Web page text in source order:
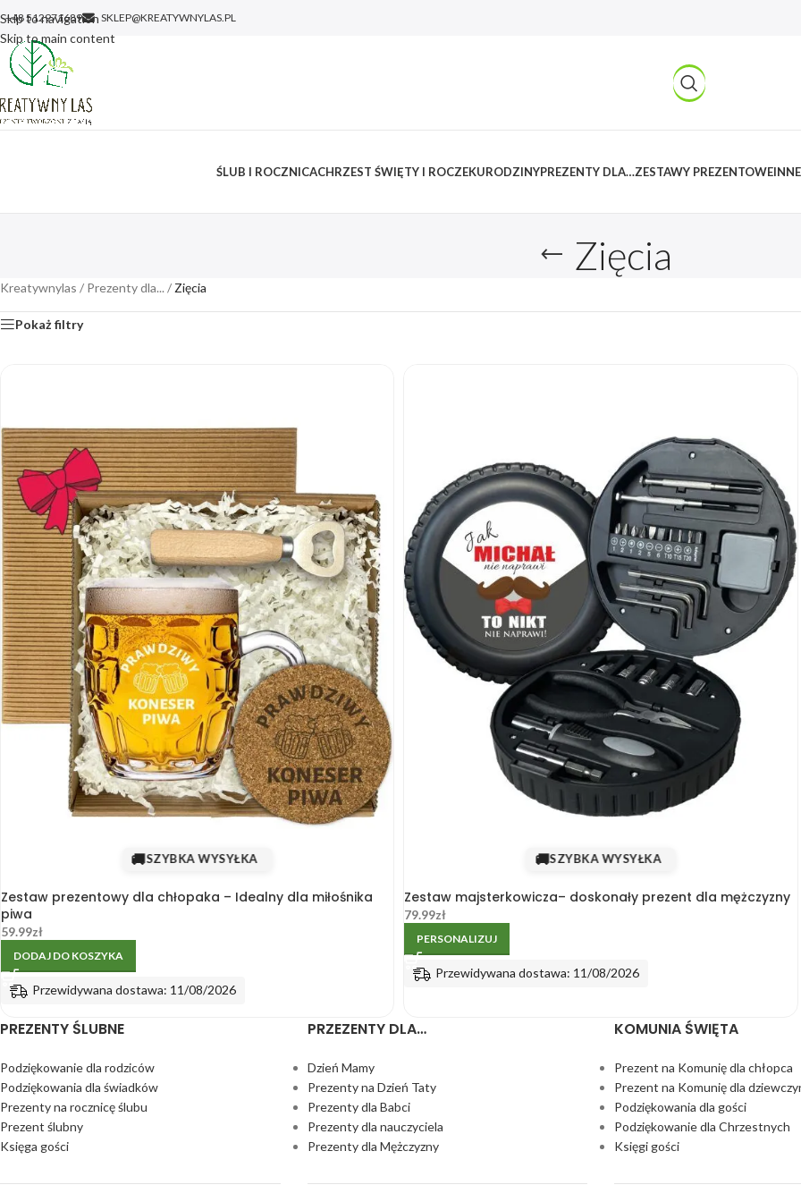
Skip to navigation
Skip to main content
+48 512971689 SKLEP@KREATYWNYLAS.PL
ŚLUB I ROCZNICACHRZEST ŚWIĘTY I ROCZEKURODZINYPREZENTY DLA…ZESTAWY PREZENTOWE
Zięcia
Kreatywnylas / Prezenty dla... / Zięcia
Pokaż filtry
🚚SZYBKA WYSYŁKA
Zestaw prezentowy dla chłopaka – Idealny dla miłośnika
piwa
59.99zł
DODAJ DO KOSZYKA
Przewidywana dostawa: 11/08/2026
🚚SZYBKA WYSYŁKA
Zestaw majsterkowicza– doskonały prezent dla mężczyzny
79.99zł
PERSONALIZUJ
Przewidywana dostawa: 11/08/2026
PREZENTY ŚLUBNE
Podziękowanie dla rodziców
Podziękowania dla świadków
Prezenty na rocznicę ślubu
Prezent ślubny
Księga gości
PRZEZENTY DLA…
Dzień Mamy
Prezenty na Dzień Taty
Prezenty dla Babci
Prezenty dla nauczyciela
Prezenty dla Mężczyzny
KOMUNIA ŚWIĘTA
Prezent na Komunię dla chłopca
Prezent na Komunię dla
Podziękowania dla gości
Podziękowanie dla Chrzestnych
Księgi gości